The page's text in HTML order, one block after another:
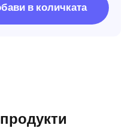
в количката